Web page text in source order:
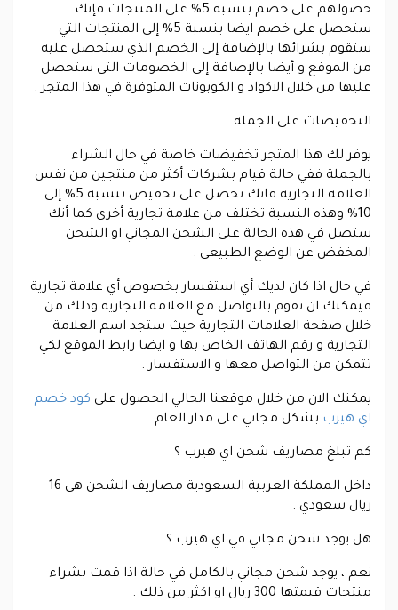
حصولهم على خصم بنسبة 5% على المنتجات فإنك
ستحصل على خصم ايضا بنسبة 5% إلى المنتجات التي
ستقوم بشرائها بالإضافة إلى الخصم الذي ستحصل عليه
من الموقع و أيضا بالإضافة إلى الخصومات التي ستحصل
عليها من خلال الاكواد و الكوبونات المتوفرة في هذا المتجر .
التخفيضات على الجملة
يوفر لك هذا المتجر تخفيضات خاصة في حال الشراء
بالجملة ففي حالة قيام بشركات أكثر من منتجين من نفس
العلامة التجارية فانك تحصل على تخفيض بنسبة 5% إلى
10% وهذه النسبة تختلف من علامة تجارية أخرى كما أنك
ستصل في هذه الحالة على الشحن المجاني او الشحن
المخفض عن الوضع الطبيعي .
في حال اذا كان لديك أي استفسار بخصوص أي علامة تجارية
فيمكنك ان تقوم بالتواصل مع العلامة التجارية وذلك من
خلال صفحة العلامات التجارية حيث ستجد اسم العلامة
التجارية و رقم الهاتف الخاص بها و ايضا رابط الموقع لكي
تتمكن من التواصل معها و الاستفسار .
يمكنك الان من خلال موقعنا الحالي الحصول على كود خصم
اي هيرب بشكل مجاني على مدار العام .
كم تبلغ مصاريف شحن اي هيرب ؟
داخل المملكة العربية السعودية مصاريف الشحن هي 16
ريال سعودي .
هل يوجد شحن مجاني في اي هيرب ؟
نعم ، يوجد شحن مجاني بالكامل في حالة اذا قمت بشراء
منتجات قيمتها 300 ريال او اكثر من ذلك .